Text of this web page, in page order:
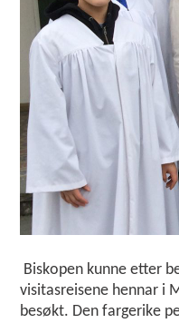
Biskopen kunne etter
visitasreisene hennar i
besøkt. Den fargerike